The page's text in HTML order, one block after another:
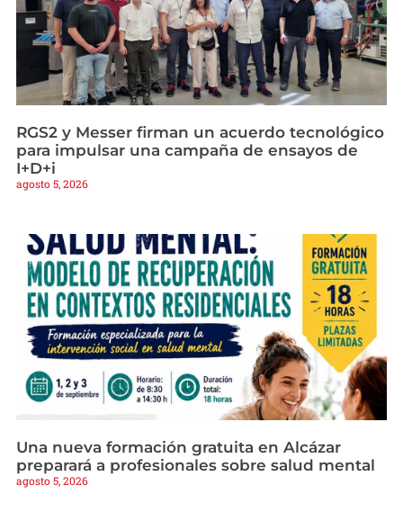
RGS2 y Messer firman un acuerdo tecnológico
para impulsar una campaña de ensayos de
I+D+i
agosto 5, 2026
Una nueva formación gratuita en Alcázar
preparará a profesionales sobre salud mental
agosto 5, 2026